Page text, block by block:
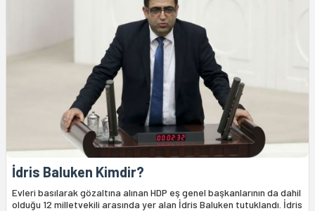
İdris Baluken Kimdir?
Evleri basılarak gözaltına alınan HDP eş genel başkanlarının da dahil
olduğu 12 milletvekili arasında yer alan İdris Baluken tutuklandı. İdris